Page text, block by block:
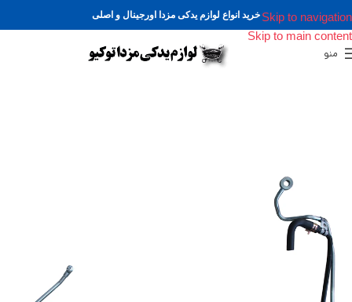
Skip to navigation
Skip to main content
خرید انواع لوازم یدکی مزدا اورجینال و اصلی
منو